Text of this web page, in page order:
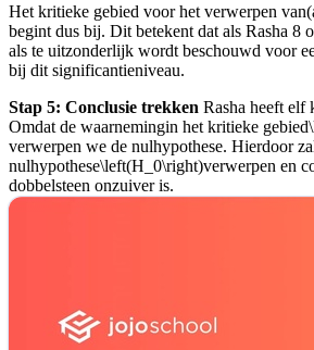
Het kritieke gebied voor het verwerpen van
begint dus bij. Dit betekent dat als Rasha 8
als te uitzonderlijk wordt beschouwd voor
bij dit significantieniveau.
Stap 5: Conclusie trekken Rasha heeft elf
Omdat de waarnemingin het kritieke gebied
verwerpen we de nulhypothese. Hierdoor
nulhypothese\left(H_0\right)verwerpen en
dobbelsteen onzuiver is.